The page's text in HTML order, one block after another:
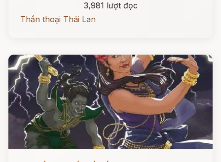
3,981 lượt đọc
Thần thoại Thái Lan
Đọc ngay